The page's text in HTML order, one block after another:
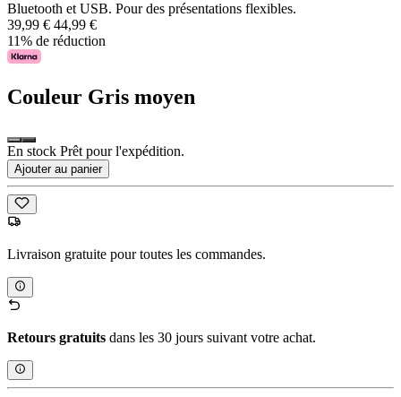
Bluetooth et USB. Pour des présentations flexibles.
39,99 € 44,99 €
11% de réduction
Couleur Gris moyen
En stock Prêt pour l'expédition.
Ajouter au panier
Livraison gratuite pour toutes les commandes.
Retours gratuits dans les 30 jours suivant votre achat.